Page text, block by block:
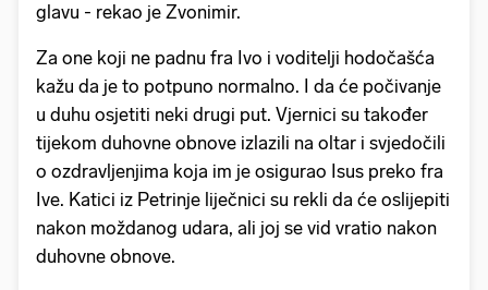
glavu - rekao je Zvonimir.
Za one koji ne padnu fra Ivo i voditelji hodočašća
kažu da je to potpuno normalno. I da će počivanje
u duhu osjetiti neki drugi put. Vjernici su također
tijekom duhovne obnove izlazili na oltar i svjedočili
o ozdravljenjima koja im je osigurao Isus preko fra
Ive. Katici iz Petrinje liječnici su rekli da će oslijepiti
nakon moždanog udara, ali joj se vid vratio nakon
duhovne obnove.